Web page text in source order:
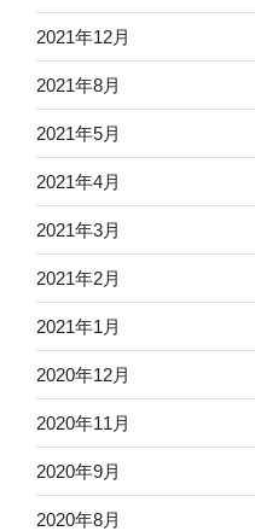
2021年12月
2021年8月
2021年5月
2021年4月
2021年3月
2021年2月
2021年1月
2020年12月
2020年11月
2020年9月
2020年8月